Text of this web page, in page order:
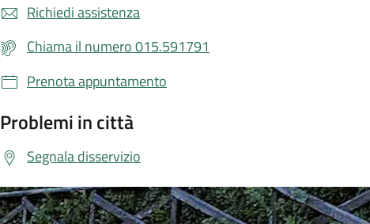
Richiedi assistenza
Chiama il numero 015.591791
Prenota appuntamento
Problemi in città
Segnala disservizio